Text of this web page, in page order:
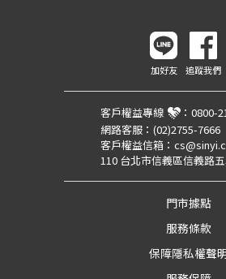
加好友 追蹤我們
客戶權益專線 ： 0800-
網路客服： (02)2755-7666
客戶權益信箱：
110 台北市信義區信義路
門市據點
服務條款
保障隱私權聲